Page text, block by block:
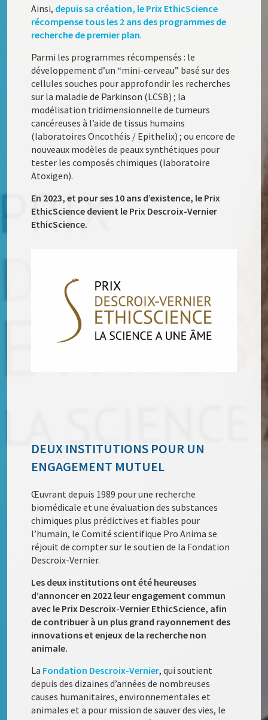
Ainsi, depuis sa création, le Prix EthicScience
récompense tous les 2 ans des programmes de
recherche de premier plan.
Parmi les programmes récompensés : le
développement d’un “mini-cerveau” basé sur des
cellules souches pour approfondir les recherches
sur la maladie de Parkinson (LCSB) ; la
modélisation tridimensionnelle de tumeurs
cancéreuses à l’aide de tissus humains
(laboratoires Oncothéis / Epithelix) ; ou encore de
nouveaux modèles de peaux synthétiques pour
tester les composés chimiques (laboratoire
Atoxigen).
En 2023, et pour ses 10 ans d’existence, le Prix
EthicScience devient le Prix Descroix-Vernier
EthicScience.
DEUX INSTITUTIONS POUR UN
ENGAGEMENT MUTUEL
Œuvrant depuis 1989 pour une recherche
biomédicale et une évaluation des substances
chimiques plus prédictives et fiables pour
l’humain, le Comité scientifique Pro Anima se
réjouit de compter sur le soutien de la Fondation
Descroix-Vernier.
Les deux institutions ont été heureuses
d’annoncer en 2022 leur engagement commun
avec le Prix Descroix-Vernier EthicScience, afin
de contribuer à un plus grand rayonnement des
innovations et enjeux de la recherche non
animale.
La Fondation Descroix-Vernier, qui soutient
depuis des dizaines d’années de nombreuses
causes humanitaires, environnementales et
animales et a pour mission de sauver des vies, le